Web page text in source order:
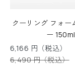
クーリング フォー
ー 150ml
セール価格
6,166 円（税込）
通常価格
6,490 円（税込）